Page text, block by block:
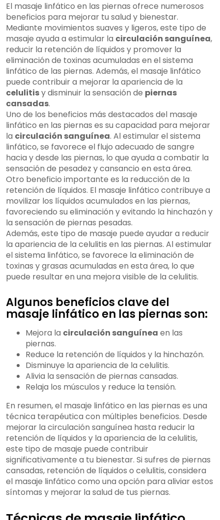
El masaje linfático en las piernas ofrece numerosos
beneficios para mejorar tu salud y bienestar.
Mediante movimientos suaves y ligeros, este tipo de
masaje ayuda a estimular la circulación sanguínea,
reducir la retención de líquidos y promover la
eliminación de toxinas acumuladas en el sistema
linfático de las piernas. Además, el masaje linfático
puede contribuir a mejorar la apariencia de la
celulitisy disminuir la sensación de piernas
cansadas.
Uno de los beneficios más destacados del masaje
linfático en las piernas es su capacidad para mejorar
la circulación sanguínea. Al estimular el sistema
linfático, se favorece el flujo adecuado de sangre
hacia y desde las piernas, lo que ayuda a combatir la
sensación de pesadez y cansancio en esta área.
Otro beneficio importante es la reducción de la
retención de líquidos. El masaje linfático contribuye a
movilizar los líquidos acumulados en las piernas,
favoreciendo su eliminación y evitando la hinchazón y
la sensación de piernas pesadas.
Además, este tipo de masaje puede ayudar a reducir
la apariencia de la celulitis en las piernas. Al estimular
el sistema linfático, se favorece la eliminación de
toxinas y grasas acumuladas en esta área, lo que
puede resultar en una mejora visible de la celulitis.
Algunos beneficios clave del
masaje linfático en las piernas son:
Mejora la circulación sanguínea en las
piernas.
Reduce la retención de líquidos y la hinchazón.
Disminuye la apariencia de la celulitis.
Alivia la sensación de piernas cansadas.
Relaja los músculos y reduce la tensión.
En resumen, el masaje linfático en las piernas es una
técnica terapéutica con múltiples beneficios. Desde
mejorar la circulación sanguínea hasta reducir la
retención de líquidos y la apariencia de la celulitis,
este tipo de masaje puede contribuir
significativamente a tu bienestar. Si sufres de piernas
cansadas, retención de líquidos o celulitis, considera
el masaje linfático como una opción para aliviar estos
síntomas y mejorar la salud de tus piernas.